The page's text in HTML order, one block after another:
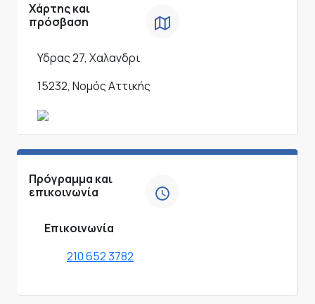
Χάρτης και
πρόσβαση
Υδρας 27, Χαλανδρι
15232, Νομός Αττικής
Πρόγραμμα και
επικοινωνία
Επικοινωνία
210 652 3782